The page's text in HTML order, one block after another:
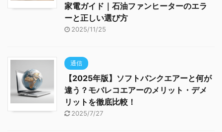
家電ガイド｜石油ファンヒーターのエラ
ーと正しい選び方
2025/11/25
通信
【2025年版】ソフトバンクエアーと何が
違う？モバレコエアーのメリット・デメ
リットを徹底比較！
2025/7/27